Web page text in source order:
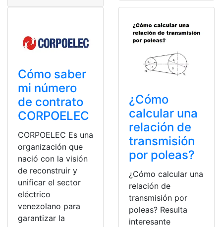
Cómo saber
mi número
de contrato
CORPOELEC
CORPOELEC Es una
organización que
nació con la visión
de reconstruir y
unificar el sector
eléctrico
venezolano para
garantizar la
¿Cómo
calcular una
relación de
transmisión
por poleas?
¿Cómo calcular una
relación de
transmisión por
poleas? Resulta
interesante